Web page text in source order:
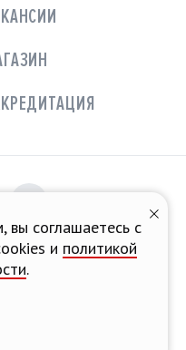
вы соглашаетесь с
и политикой
.